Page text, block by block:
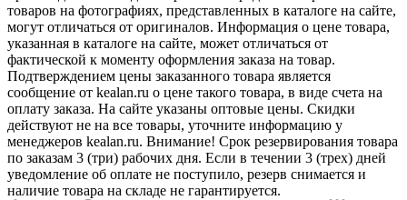
товаров на фотографиях, представленных в каталоге на сайте,
могут отличаться от оригиналов. Информация о цене товара,
указанная в каталоге на сайте, может отличаться от
фактической к моменту оформления заказа на товар.
Подтверждением цены заказанного товара является
сообщение от kealan.ru о цене такого товара, в виде счета на
оплату заказа. На сайте указаны оптовые цены. Скидки
действуют не на все товары, уточните информацию у
менеджеров kealan.ru. Внимание! Срок резервирования товара
по заказам 3 (три) рабочих дня. Если в течении 3 (трех) дней
уведомление об оплате не поступило, резерв снимается и
наличие товара на складе не гарантируется.